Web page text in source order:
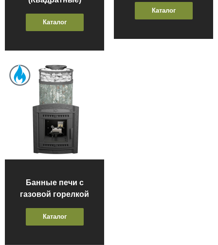
Каталог
Каталог
Банные печи с
газовой горелкой
Каталог